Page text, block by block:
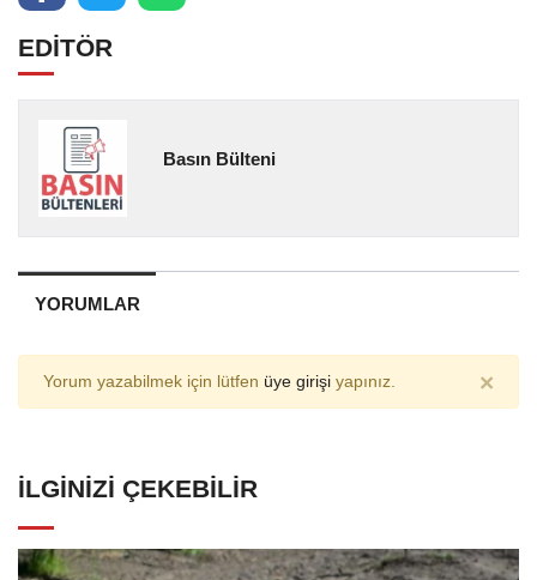
EDİTÖR
Basın Bülteni
YORUMLAR
Yorum yazabilmek için lütfen üye girişi yapınız. ×
İLGINIZI ÇEKEBILIR